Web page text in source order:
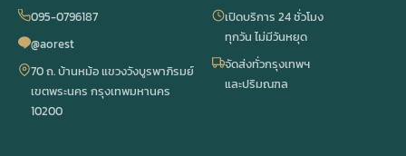
095-0796187
@aorest
70 ถ. บ้านหม้อ แขวงวังบูรพาภิรมย์
เขตพระนคร กรุงเทพมหานคร
10200
เปิดบริการ 24 ชั่วโมง
ทุกวัน ไม่มีวันหยุด
จัดส่งทั่วกรุงเทพฯ
และปริมณฑล